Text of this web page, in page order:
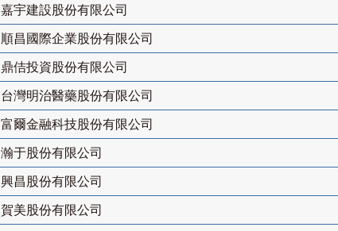
嘉宇建設股份有限公司
順昌國際企業股份有限公司
鼎佶投資股份有限公司
台灣明治醫藥股份有限公司
富爾金融科技股份有限公司
瀚于股份有限公司
興昌股份有限公司
賀美股份有限公司